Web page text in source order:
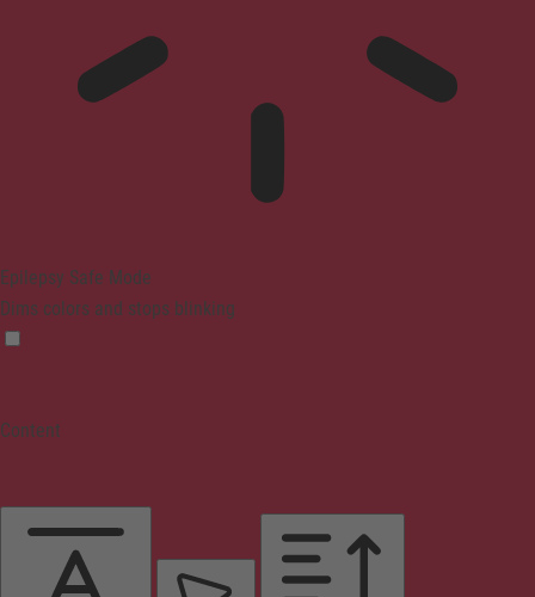
Epilepsy Safe Mode
Dims colors and stops blinking
Content